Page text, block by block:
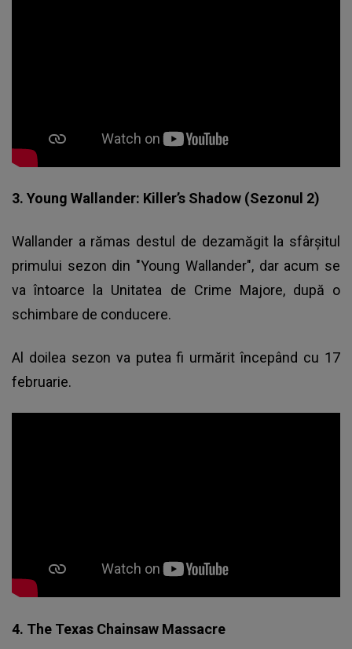
3. Young Wallander: Killer’s Shadow (Sezonul 2)
Wallander a rămas destul de dezamăgit la sfârșitul
primului sezon din "Young Wallander", dar acum se
va întoarce la Unitatea de Crime Majore, după o
schimbare de conducere.
Al doilea sezon va putea fi urmărit începând cu 17
februarie.
4. The Texas Chainsaw Massacre